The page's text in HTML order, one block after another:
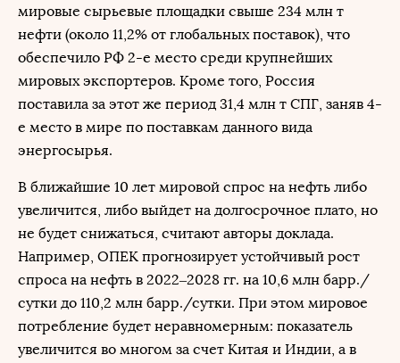
мировые сырьевые площадки свыше 234 млн т
нефти (около 11,2% от глобальных поставок), что
обеспечило РФ 2-е место среди крупнейших
мировых экспортеров. Кроме того, Россия
поставила за этот же период 31,4 млн т СПГ, заняв 4-
е место в мире по поставкам данного вида
энергосырья.
В ближайшие 10 лет мировой спрос на нефть либо
увеличится, либо выйдет на долгосрочное плато, но
не будет снижаться, считают авторы доклада.
Например, ОПЕК прогнозирует устойчивый рост
спроса на нефть в 2022–2028 гг. на 10,6 млн барр./
сутки до 110,2 млн барр./сутки. При этом мировое
потребление будет неравномерным: показатель
увеличится во многом за счет Китая и Индии, а в